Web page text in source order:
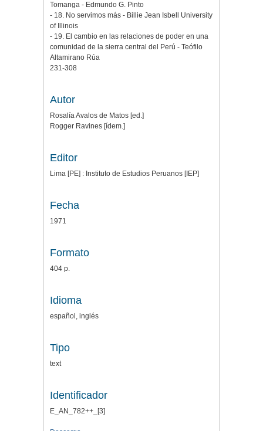
Tomanga - Edmundo G. Pinto
- 18. No servimos más - Billie Jean Isbell University
of Illinois
- 19. El cambio en las relaciones de poder en una
comunidad de la sierra central del Perú - Teófilo
Altamirano Rúa
231-308
Autor
Rosalía Avalos de Matos [ed.]
Rogger Ravines [ídem.]
Editor
Lima [PE] : Instituto de Estudios Peruanos [IEP]
Fecha
1971
Formato
404 p.
Idioma
español, inglés
Tipo
text
Identificador
E_AN_782++_[3]